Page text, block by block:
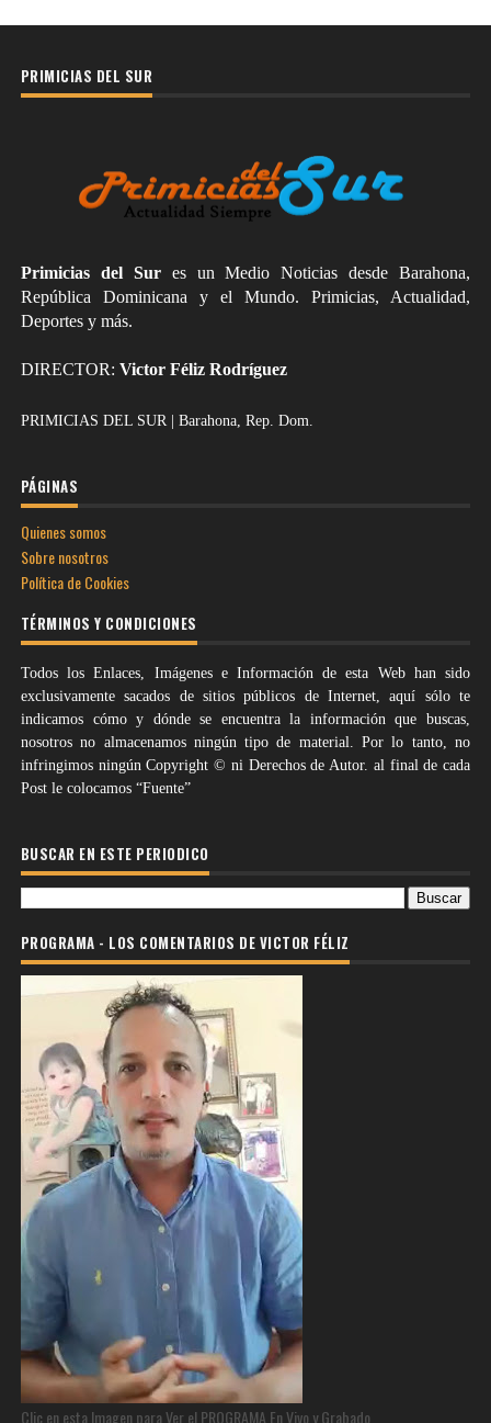
PRIMICIAS DEL SUR
Primicias del Sures un Medio Noticias desde Barahona,
República Dominicana y el Mundo. Primicias, Actualidad,
Deportes y más.
DIRECTOR: Victor Féliz Rodríguez
PRIMICIAS DEL SUR | Barahona, Rep. Dom.
PÁGINAS
Quienes somos
Sobre nosotros
Política de Cookies
TÉRMINOS Y CONDICIONES
Todos los Enlaces, Imágenes e Información de esta Web han sido
exclusivamente sacados de sitios públicos de Internet, aquí sólo te
indicamos cómo y dónde se encuentra la información que buscas,
nosotros no almacenamos ningún tipo de material. Por lo tanto, no
infringimos ningún Copyright © ni Derechos de Autor. al final de cada
Post le colocamos “Fuente”
BUSCAR EN ESTE PERIODICO
PROGRAMA - LOS COMENTARIOS DE VICTOR FÉLIZ
Clic en esta Imagen para Ver el PROGRAMA En Vivo y Grabado